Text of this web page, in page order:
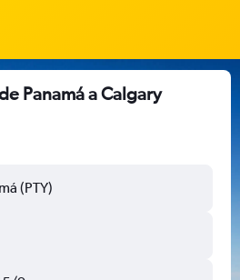
Panamá a Calgary
(PTY)